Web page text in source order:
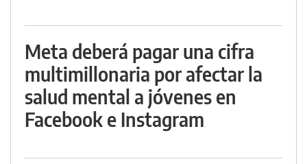
Meta deberá pagar una cifra
multimillonaria por afectar la
salud mental a jóvenes en
Facebook e Instagram